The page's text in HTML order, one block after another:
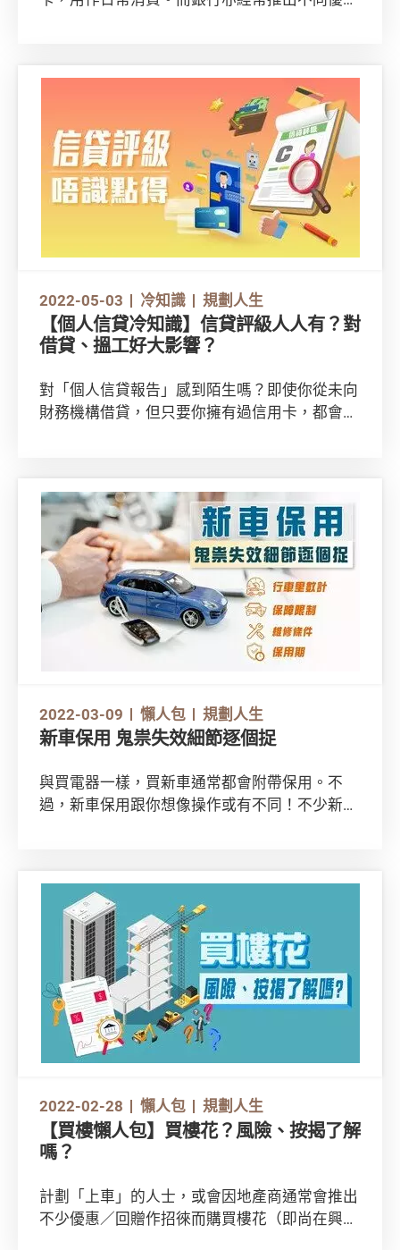
有消費者反映，現金回贈等優惠不似預期；而
「免息」、「免手續費」背後，亦可能暗藏其他
費用。消費者在開通及使用信用卡前，有甚麼要
注意？即看下文了解！
2022-05-03 冷知識 規劃人生
【個人信貸冷知識】信貸評級人人有？對
借貸、搵工好大影響？
對「個人信貸報告」感到陌生嗎？即使你從未向
財務機構借貸，但只要你擁有過信用卡，都會有
響！這麼重要你豈能不識？馬上了解有甚麼因素
會影響你的信貸評級吧！
2022-03-09 懶人包 規劃人生
新車保用 鬼祟失效細節逐個捉
與買電器一樣，買新車通常都會附帶保用。不
過，新車保用跟你想像操作或有不同！不少新車
要留意此類細節，以免日後因車輛維修超出預
本會曾向30個品牌的私家車代理商發出問卷，最
終收到22個品牌的回應，下面就來和大家總結一
些鬼祟失效細節！
2022-02-28 懶人包 規劃人生
【買樓懶人包】買樓花？風險、按揭了解
嗎？
計劃「上車」的人士，或會因地產商通常會推出
不少優惠／回贈作招徠而購買樓花（即尚在興建